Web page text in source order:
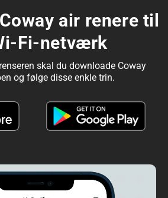
air renere til
Fi-netværk
skal du downloade Coway
og følge disse enkle trin.